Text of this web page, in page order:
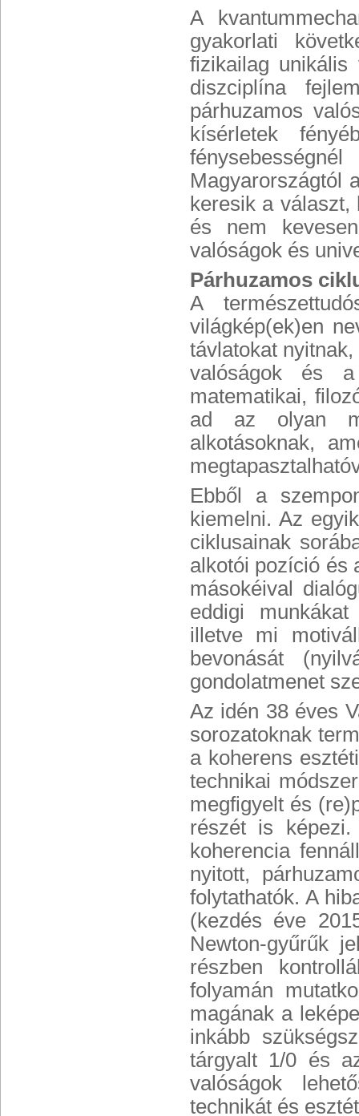
A
gyakorlati
fizikailag
diszciplína
párhuzamos
kísérletek
Magyarországtól
keresik a
és nem
valóságok és
Párhuzamos
A
világkép(ek)en
távlatokat
valóságok és a
matematikai,
ad az olyan
alkotásoknak,
Ebből a
kiemelni. Az
ciklusainak
alkotói pozíció és
másokéival
eddigi
illetve mi
bevonását
gondolatmenet
Az idén 38 éves
sorozatoknak
a koherens
technikai
megfigyelt és
részét is
koherencia
nyitott,
folytathatók. A
(kezdés éve
Newton-gyűrűk
részben
folyamán
magának a
inkább
tárgyalt 1/0 és
valóságok
technikát és